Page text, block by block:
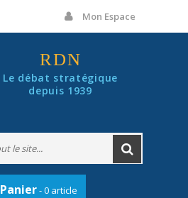
Mon Espace
RDN
Le débat stratégique
depuis 1939
Panier- 0 article